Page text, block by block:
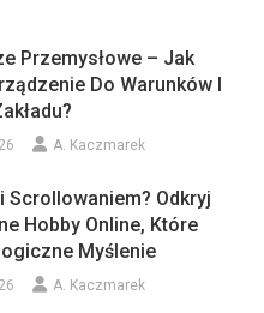
Przemysłowe – Jak
Do Warunków I
A. Kaczmarek
Scrollowaniem? Odkryj
Hobby Online, Które
Myślenie
A. Kaczmarek